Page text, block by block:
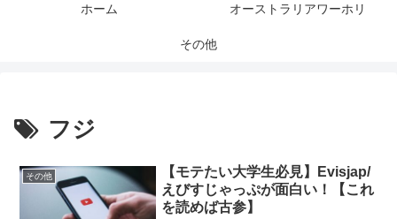
ホーム オーストラリアワーホリ
その他
フジ
その他
【モテたい大学生必見】Evisjap/
えびすじゃっぷが面白い！【これ
を読めば古参】